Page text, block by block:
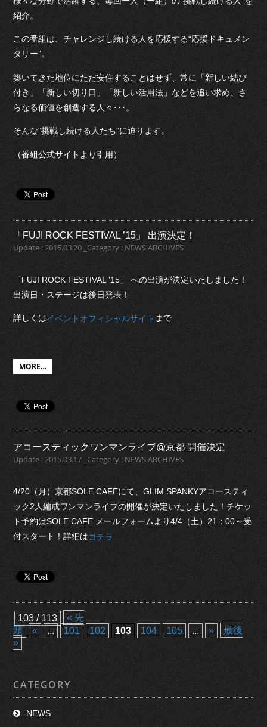
紹介。
この番組は、チャレンジし続ける人を応援する“応援ドキュメン
タリー”。
築いてきた地位にただ安住することはせず、常に「新しい結び
付き」「新しい切り口」「新しい活用法」などを追い求め、さ
らなる価値を創造する人々･･･。
そんな“挑戦し続ける人たち”に迫ります。
（番組公式サイトより引用）
「FUJI ROCK FESTIVAL ’15」 出演決定！
Update : 2015.03.20 _Category : NEWS ARCHIVES
「FUJI ROCK FESTIVAL ’15」 への出演が決定いたしました！
出演日・ステージは後日発表！
詳しくはイベントオフィシャルサイト まで
MORE…
アコースティックワンマンライブ@京都 開催決定
Update : 2015.03.17 _Category : NEWS ARCHIVES
4/20（月）京都SOLE CAFEにて、GLIM SPANKYアコースティ
ック2人編成ワンマンライブの開催が決定いたしました！チケッ
ト予約はSOLE CAFE メールフォームより4/4（土）21：00～受
付スタート！詳細はコチラ
103 / 113
« 先
頭
« ... 101 102 103 104 105 ... »
最後
»
CATEGORY
NEWS